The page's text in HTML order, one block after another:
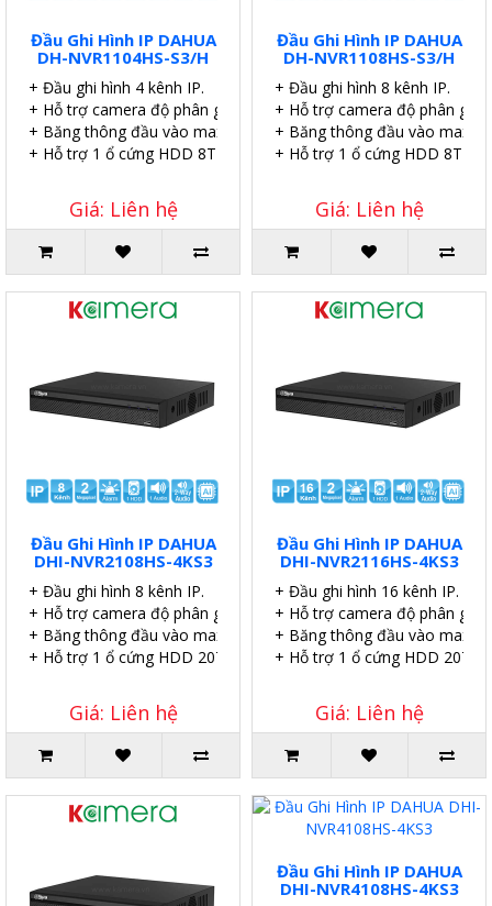
Đầu Ghi Hình IP DAHUA
DH-NVR1104HS-S3/H
+ Đầu ghi hình 4 kênh IP.
+ Hỗ trợ camera độ phân giải 2.0MP.
+ Băng thông đầu vào max 80Mpb.+
+ Hỗ trợ 1 ổ cứng HDD 8TB.
Giá: Liên hệ
Đầu Ghi Hình IP DAHUA
DH-NVR1108HS-S3/H
+ Đầu ghi hình 8 kênh IP.
+ Hỗ trợ camera độ phân giải
+ Băng thông đầu vào max
+ Hỗ trợ 1 ổ cứng HDD 8TB.
Giá: Liên hệ
Đầu Ghi Hình IP DAHUA
DHI-NVR2108HS-4KS3
+ Đầu ghi hình 8 kênh IP.
+ Hỗ trợ camera độ phân giải 2.0MP.
+ Băng thông đầu vào max 80Mpb.
+ Hỗ trợ 1 ổ cứng HDD 20TB.
Giá: Liên hệ
Đầu Ghi Hình IP DAHUA
DHI-NVR2116HS-4KS3
+ Đầu ghi hình 16 kênh IP.
+ Hỗ trợ camera độ phân giải
+ Băng thông đầu vào max
+ Hỗ trợ 1 ổ cứng HDD 20TB.
Giá: Liên hệ
Đầu Ghi Hình IP DAHUA
DHI-NVR4108HS-4KS3